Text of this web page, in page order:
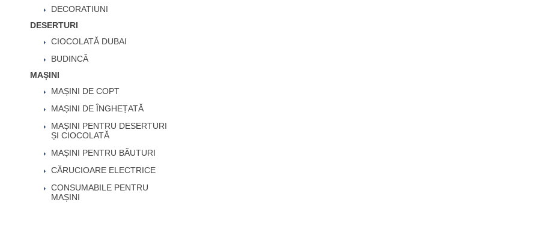
DECORATIUNI
DESERTURI
CIOCOLATĂ DUBAI
BUDINCĂ
MAȘINI
MAȘINI DE COPT
MAȘINI DE ÎNGHEȚATĂ
MAȘINI PENTRU DESERTURI
ȘI CIOCOLATĂ
MAȘINI PENTRU BĂUTURI
CĂRUCIOARE ELECTRICE
CONSUMABILE PENTRU
MAȘINI